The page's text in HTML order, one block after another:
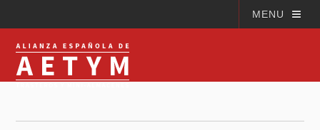
MENU